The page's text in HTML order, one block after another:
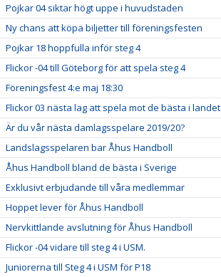
Pojkar 04 siktar högt uppe i huvudstaden
Ny chans att köpa biljetter till föreningsfesten
Pojkar 18 hoppfulla inför steg 4
Flickor -04 till Göteborg för att spela steg 4
Föreningsfest 4:e maj 18:30
Flickor 03 nästa lag att spela mot de bästa i landet
Är du vår nästa damlagsspelare 2019/20?
Landslagsspelaren bar Åhus Handboll
Åhus Handboll bland de bästa i Sverige
Exklusivt erbjudande till våra medlemmar
Hoppet lever för Åhus Handboll
Nervkittlande avslutning för Åhus Handboll
Flickor -04 vidare till steg 4 i USM.
Juniorerna till Steg 4 i USM för P18